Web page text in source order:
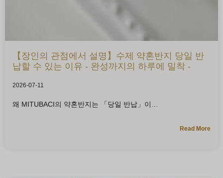
【장인의 관점에서 설명】수제 약혼반지 당일 반
납할 수 있는 이유 - 완성까지의 하루에 밀착 -
2026-07-11
왜 MITUBACI의 약혼반지는 「당일 반납」이
Read More